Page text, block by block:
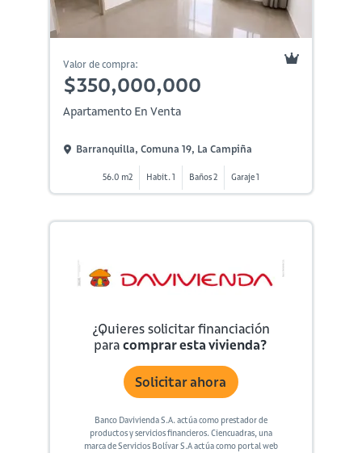
Valor de compra:
$350,000,000
Apartamento En Venta
Barranquilla, Comuna 19, La Campiña
56.0 m2 Habit. 1 Baños 2 Garaje 1
¿Quieres solicitar financiación
paracomprar esta vivienda?
Solicitar ahora
Banco Davivienda S.A. actúa como prestador de
productos y servicios financieros. Ciencuadras, una
marca de Servicios Bolívar S.A actúa como portal web